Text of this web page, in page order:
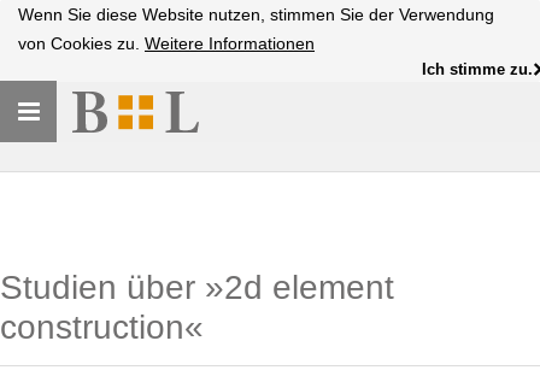
Wenn Sie diese Website nutzen, stimmen Sie der Verwendung
von Cookies zu. Weitere Informationen
Ich stimme zu.
Toggle
navigation
Studien über »2d element
construction«